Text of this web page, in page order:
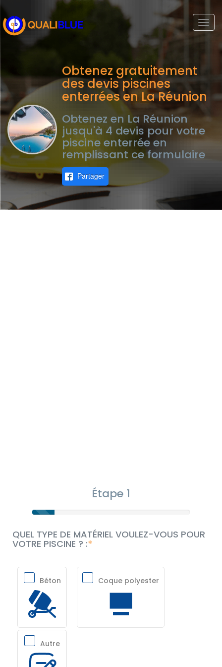
Obtenez gratuitement
des devis piscines
enterrées en La Réunion
Obtenez en La Réunion
jusqu'à 4 devis pour votre
piscine enterrée en
remplissant ce formulaire
Partager
Étape 1
QUEL TYPE DE MATÉRIEL VOULEZ-VOUS POUR
VOTRE PISCINE ? :
Béton Coque polyester
Autre